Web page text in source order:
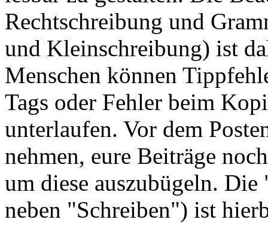
Rechtschreibung und
und Kleinschreibung) ist
Menschen können
Tags oder Fehler beim
unterlaufen. Vor dem
nehmen, eure Beiträge
um diese auszubügeln.
neben "Schreiben") ist